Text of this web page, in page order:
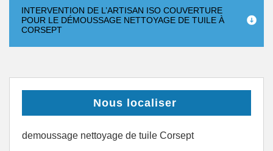
INTERVENTION DE L’ARTISAN ISO COUVERTURE
POUR LE DÉMOUSSAGE NETTOYAGE DE TUILE À
CORSEPT
Nous localiser
demoussage nettoyage de tuile Corsept